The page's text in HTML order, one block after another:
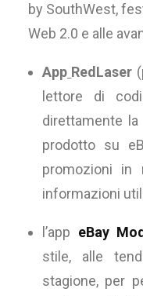
by SouthWest,
Web 2.0 e alle
App RedLaser
lettore di
direttamente
prodotto su
promozioni in
informazioni
l’app eBay
stile, alle
stagione, per